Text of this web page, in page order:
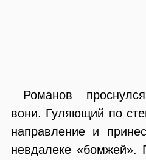
Романов
вони. Гуляющий по
направление и
невдалеке «бомжей».